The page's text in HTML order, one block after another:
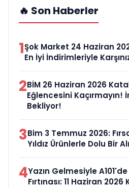
🔥 Son Haberler
1Şok Market 24 Haziran
En İyi İndirimleriyle
2BİM 26 Haziran 2026
Eğlencesini Kaçırmayın!
Bekliyor!
3Bim 3 Temmuz 2026:
Yıldız Ürünlerle Dolu Bir
4Yazın Gelmesiyle
Fırtınası: 11 Haziran